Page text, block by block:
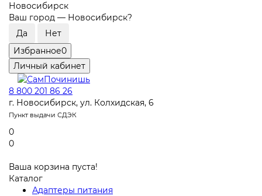
Новосибирск
Ваш город — Новосибирск?
Избранное0
Личный кабинет
8 800 201 86 26
г. Новосибирск, ул. Колхидская, 6
Пункт выдачи СДЭК
0
0
Ваша корзина пуста!
Каталог
Адаптеры питания